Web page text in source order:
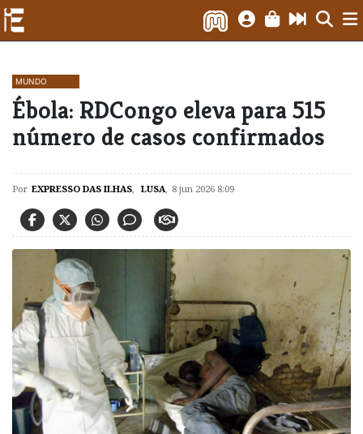
MUNDO
Ébola: RDCongo eleva para 515
número de casos confirmados
Por EXPRESSO DAS ILHAS, LUSA, 8 jun 2026 8:09